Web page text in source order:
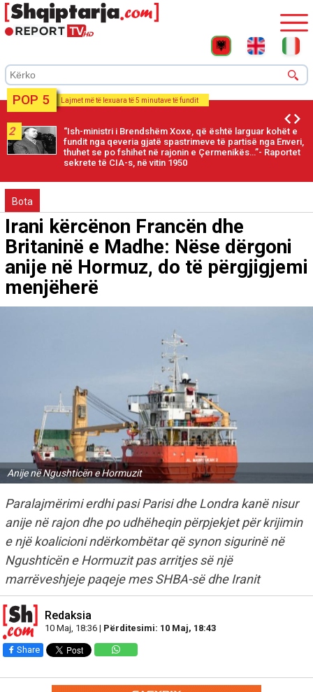
POP 5 Lajmet më të lexuara të 5 minutave të fundit
2
“Ish-ministri i Brendshëm Xoxe, që është larguar kohët e
fundit nga qeveria gjatë spastrimeve të partisë nga Enveri,
thuhet se po fshihet në rajonin e Çermenikës…”- Raportet
sekrete të CIA-s, në vitin 1950
Bota
Irani kërcënon Francën dhe
Britaninë e Madhe: Nëse dërgoni
anije në Hormuz, do të përgjigjemi
menjëherë
Anije në Ngushticën e Hormuzit
Paralajmërimi erdhi pasi Parisi dhe Londra kanë nisur
anije në rajon dhe po udhëheqin përpjekjet për krijimin
e një koalicioni ndërkombëtar që synon sigurinë në
Ngushticën e Hormuzit pas arritjes së një
marrëveshjeje paqeje mes SHBA-së dhe Iranit
Redaksia
10 Maj, 18:36 | Përditesimi: 10 Maj, 18:43
Share